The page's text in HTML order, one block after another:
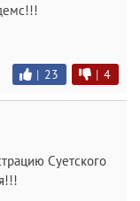
| 23 | 4
Суетского